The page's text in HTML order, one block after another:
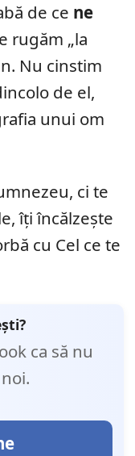
de ce ne
rugăm „la
Nu cinstim
de el,
unui om
ci te
îți încălzește
cu Cel ce te
ca să nu